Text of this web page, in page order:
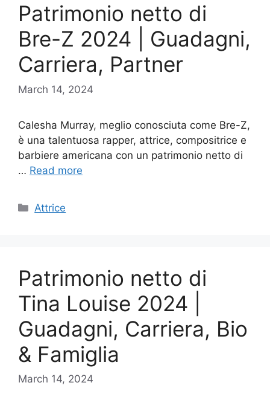
Patrimonio netto di
Bre-Z 2024 | Guadagni,
Carriera, Partner
March 14, 2024
Calesha Murray, meglio conosciuta come Bre-Z,
è una talentuosa rapper, attrice, compositrice e
barbiere americana con un patrimonio netto di
… Read more
Categories
Attrice
Patrimonio netto di
Tina Louise 2024 |
Guadagni, Carriera, Bio
& Famiglia
March 14, 2024